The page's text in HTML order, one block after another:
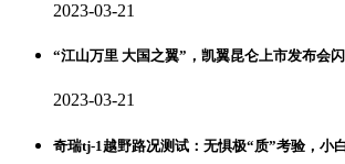
2023-03-21
“江山万里 大国之翼”，凯翼昆仑上市发布会闪
2023-03-21
奇瑞tj-1越野路况测试：无惧极“质”考验，小